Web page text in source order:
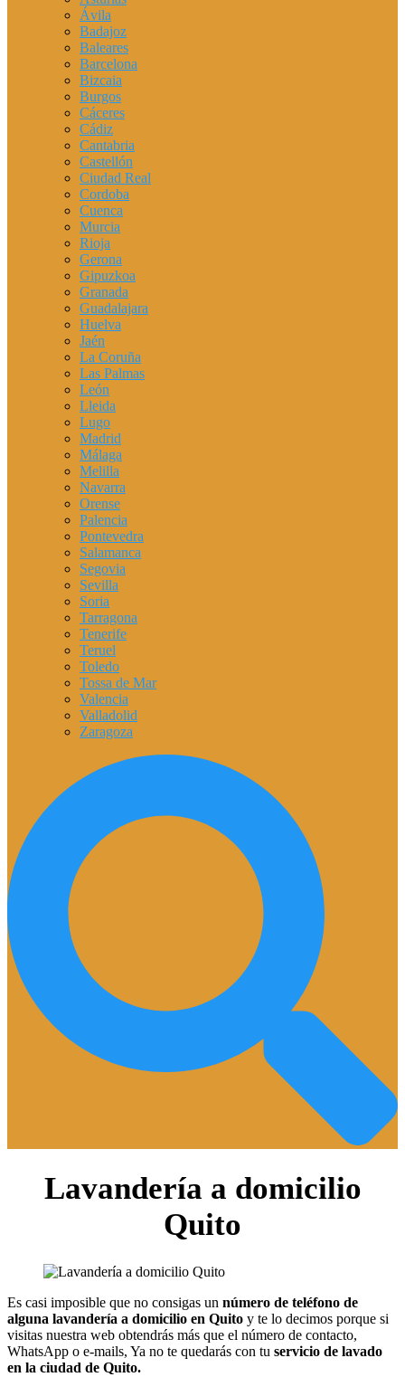
Ávila
Badajoz
Baleares
Barcelona
Bizcaia
Burgos
Cáceres
Cádiz
Cantabria
Castellón
Ciudad Real
Cordoba
Cuenca
Murcia
Rioja
Gerona
Gipuzkoa
Granada
Guadalajara
Huelva
Jaén
La Coruña
Las Palmas
León
Lleida
Lugo
Madrid
Málaga
Melilla
Navarra
Orense
Palencia
Pontevedra
Salamanca
Segovia
Sevilla
Soria
Tarragona
Tenerife
Teruel
Toledo
Tossa de Mar
Valencia
Valladolid
Zaragoza
Lavandería a domicilio
Quito
Es casi imposible que no consigas un número de teléfono de
alguna lavandería a domicilio en Quito y te lo decimos porque si
visitas nuestra web obtendrás más que el número de contacto,
WhatsApp o e-mails, Ya no te quedarás con tu servicio de lavado
en la ciudad de Quito.